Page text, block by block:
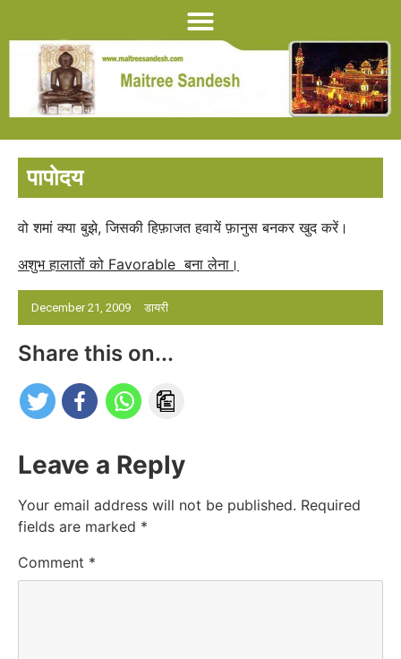
पापोदय
December 21, 2009 डायरी
वो शमां क्या बुझे, जिसकी हिफ़ाजत हवायें फ़ानुस बनकर खुद करें।
अशुभ हालातों को Favorable बना लेना।
Share this on...
Leave a Reply
Your email address will not be published. Required
fields are marked *
Comment *